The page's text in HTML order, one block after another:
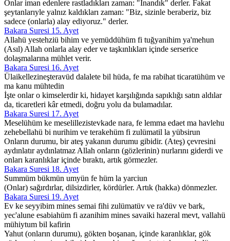
Onlar iman edenlere rastladıkları zaman: "İnandık" derler. Fakat
şeytanlarıyle yalnız kaldıkları zaman: "Biz, sizinle beraberiz, biz
sadece (onlarla) alay ediyoruz." derler.
Bakara Suresi 15. Ayet
Allahü yestehziü bihim ve yemüddühüm fi tuğyanihim ya'mehun
(Asıl) Allah onlarla alay eder ve taşkınlıkları içinde serserice
dolaşmalarına mühlet verir.
Bakara Suresi 16. Ayet
Ülaikellezineşteravüd dalalete bil hüda, fe ma rabihat ticaratühüm ve
ma kanu mühtedin
İşte onlar o kimselerdir ki, hidayet karşılığında sapıklığı satın aldılar
da, ticaretleri kâr etmedi, doğru yolu da bulamadılar.
Bakara Suresi 17. Ayet
Meselühüm ke meselillezistevkade nara, fe lemma edaet ma havlehu
zehebellahü bi nurihim ve terakehüm fi zulümatil la yübsirun
Onların durumu, bir ateş yakanın durumu gibidir. (Ateş) çevresini
aydınlatır aydınlatmaz Allah onların (gözlerinin) nurlarını giderdi ve
onları karanlıklar içinde bıraktı, artık görmezler.
Bakara Suresi 18. Ayet
Summüm bükmün umyün fe hüm la yarciun
(Onlar) sağırdırlar, dilsizdirler, kördürler. Artık (hakka) dönmezler.
Bakara Suresi 19. Ayet
Ev ke seyyibim mines semai fihi zulümatüv ve ra'düv ve bark,
yec'alune esabiahüm fi azanihim mines savaiki hazeral mevt, vallahü
mühiytum bil kafirin
Yahut (onların durumu), gökten boşanan, içinde karanlıklar, gök